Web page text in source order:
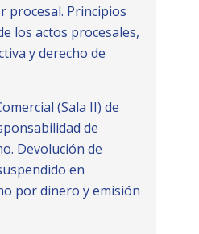
procesal. Principios
los actos procesales,
y derecho de
(Sala II) de
de
Devolución de
en
por dinero y emisión